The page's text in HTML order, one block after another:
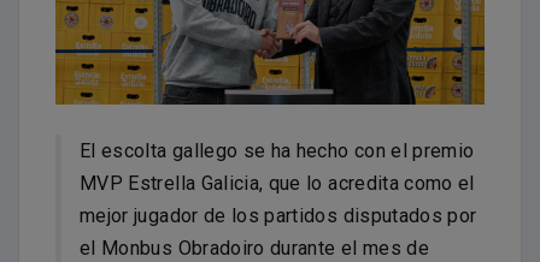
El escolta gallego se ha hecho con el premio
MVP Estrella Galicia, que lo acredita como el
mejor jugador de los partidos disputados por
el Monbus Obradoiro durante el mes de